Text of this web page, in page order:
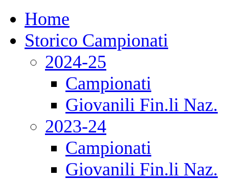
Home
Storico Campionati
2024-25
Campionati
Giovanili Fin.li Naz.
2023-24
Campionati
Giovanili Fin.li Naz.